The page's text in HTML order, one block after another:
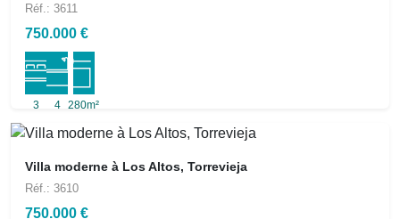
Réf.: 3611
750.000 €
3 4 280m²
Villa moderne à Los Altos, Torrevieja
Réf.: 3610
750.000 €